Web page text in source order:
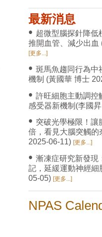
最新消息
• 超微型腦探針降低
推開血管、減少出血
[更多...]
• 斑馬魚趨同行為中
機制 (黃國華 博士
• 許旺細胞主動調控
感受器新機制(李國
• 突破光學極限！讓
倍，看見大腦突觸的
2025-06-11) [更多...]
• 漸凍症研究新發現
記，延緩運動神經細
05-05) [更多...]
NPAS